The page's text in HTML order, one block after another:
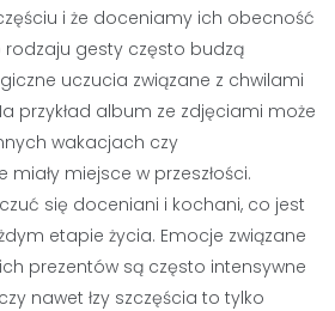
i że doceniamy ich obecność
rodzaju gesty często budzą
uczucia związane z chwilami
przykład album ze zdjęciami może
wakacjach czy
miejsce w przeszłości.
się doceniani i kochani, co jest
etapie życia. Emocje związane
prezentów są często intensywne
nawet łzy szczęścia to tylko